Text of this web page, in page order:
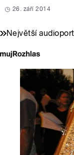
26. září 2014
Největší